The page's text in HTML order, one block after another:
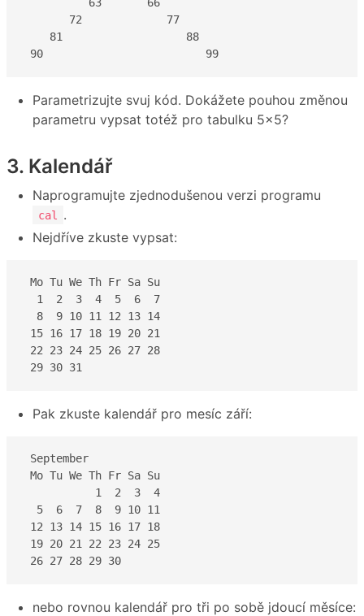
          63       66
       72             77
    81                   88
90                         99
Parametrizujte svuj kód. Dokážete pouhou změnou
parametru vypsat totéž pro tabulku 5×5?
3. Kalendář
Naprogramujte zjednodušenou verzi programu
cal
.
Nejdříve zkuste vypsat:
Mo Tu We Th Fr Sa Su
  1  2  3  4  5  6  7
  8  9 10 11 12 13 14
15 16 17 18 19 20 21
22 23 24 25 26 27 28
29 30 31
Pak zkuste kalendář pro mesíc září:
September
Mo Tu We Th Fr Sa Su
           1  2  3  4
  5  6  7  8  9 10 11
12 13 14 15 16 17 18
19 20 21 22 23 24 25
26 27 28 29 30
nebo rovnou kalendář pro tři po sobě jdoucí měsíce: